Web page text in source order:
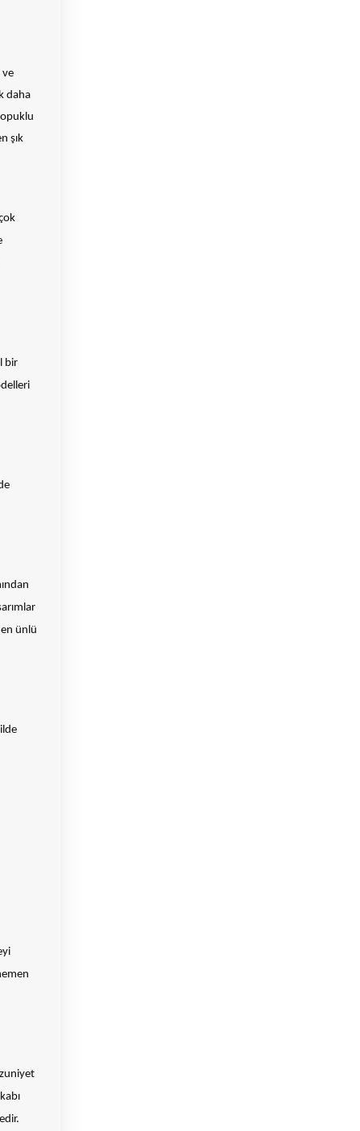
ve
daha
şık
bir
ünlü